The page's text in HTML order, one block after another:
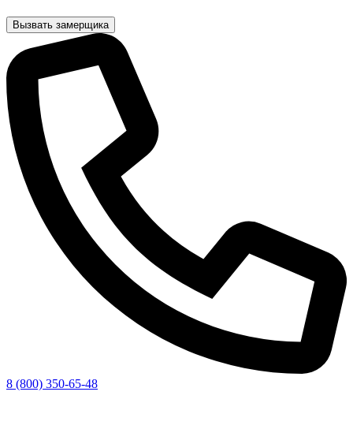
Вызвать замерщика
8 (800) 350-65-48